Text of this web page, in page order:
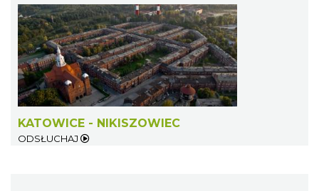
KATOWICE - NIKISZOWIEC
ODSŁUCHAJ